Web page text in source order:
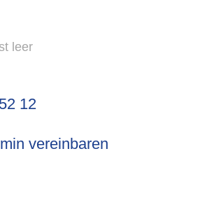
leer
12
vereinbaren